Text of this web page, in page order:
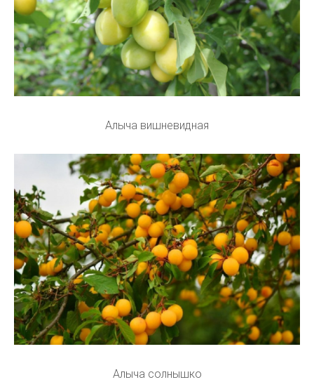
Алыча вишневидная
Алыча солнышко